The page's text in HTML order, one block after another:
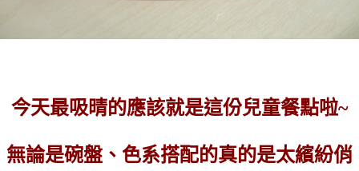
今天最吸晴的應該就是這份兒童餐點啦~
無論是碗盤、色系搭配的真的是太繽紛俏